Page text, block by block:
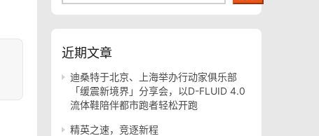
近期文章
迪桑特于北京、上海举办行动家俱乐部
「缓震新境界」分享会，以D-FLUID 4.0
流体鞋陪伴都市跑者轻松开跑
精英之速，竞逐新程